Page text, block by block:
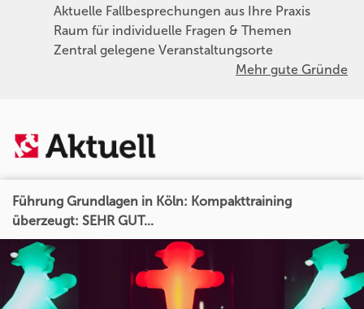
Aktuelle Fallbesprechungen aus Ihre Praxis
Raum für individuelle Fragen & Themen
Zentral gelegene Veranstaltungsorte
Mehr gute Gründe
Führung Grundlagen in Köln: Kompakttraining
überzeugt: SEHR GUT...